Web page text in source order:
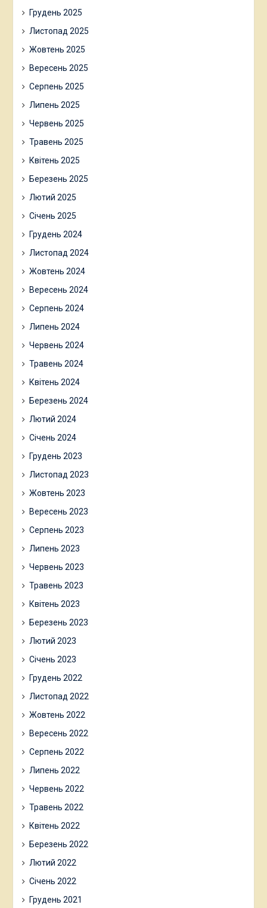
Грудень 2025
Листопад 2025
Жовтень 2025
Вересень 2025
Серпень 2025
Липень 2025
Червень 2025
Травень 2025
Квітень 2025
Березень 2025
Лютий 2025
Січень 2025
Грудень 2024
Листопад 2024
Жовтень 2024
Вересень 2024
Серпень 2024
Липень 2024
Червень 2024
Травень 2024
Квітень 2024
Березень 2024
Лютий 2024
Січень 2024
Грудень 2023
Листопад 2023
Жовтень 2023
Вересень 2023
Серпень 2023
Липень 2023
Червень 2023
Травень 2023
Квітень 2023
Березень 2023
Лютий 2023
Січень 2023
Грудень 2022
Листопад 2022
Жовтень 2022
Вересень 2022
Серпень 2022
Липень 2022
Червень 2022
Травень 2022
Квітень 2022
Березень 2022
Лютий 2022
Січень 2022
Грудень 2021